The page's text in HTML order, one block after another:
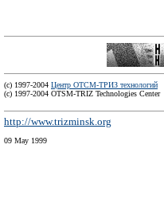
(c) 1997-2004 Центр ОТСМ-ТРИЗ технологий
(с) 1997-2004 OTSM-TRIZ Technologies Center
http://www.trizminsk.org
09 May 1999